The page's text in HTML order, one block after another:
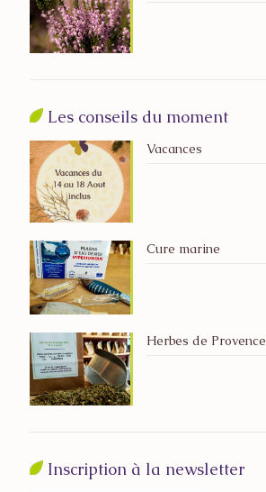
Les conseils du moment
Vacances
Cure marine
Herbes de Provence
Inscription à la newsletter